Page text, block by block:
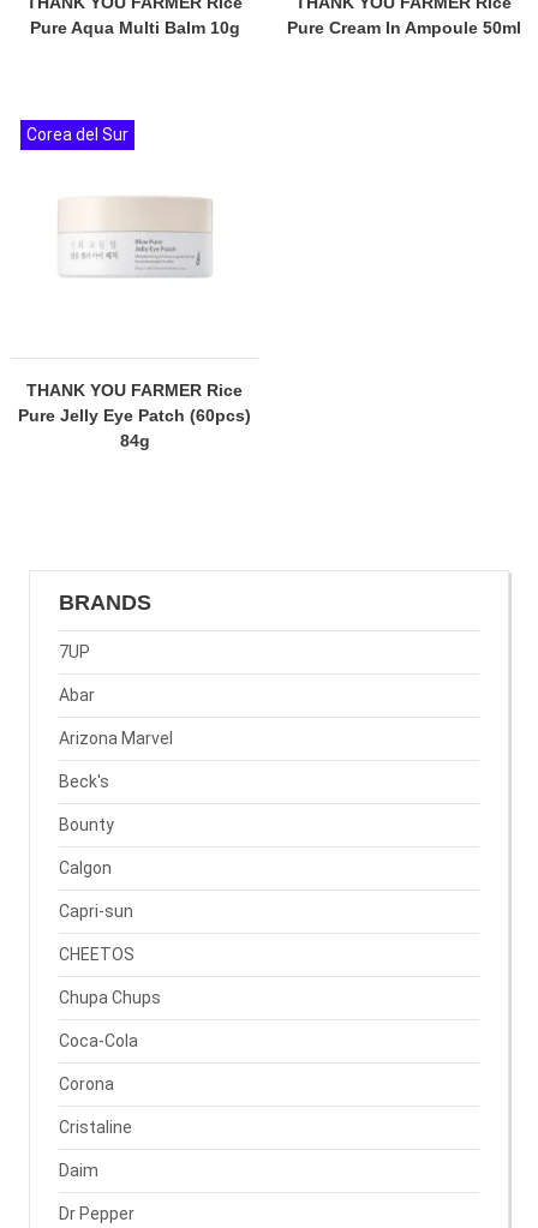
BRANDS
7UP
Abar
Arizona Marvel
Beck's
Bounty
Calgon
Capri-sun
CHEETOS
Chupa Chups
Coca-Cola
Corona
Cristaline
Daim
Dr Pepper
Pure Aqua Multi Balm 10g
Pure Cream In Ampoule 50ml
THANK YOU FARMER Rice
Pure Jelly Eye Patch (60pcs)
84g
Corea del Sur